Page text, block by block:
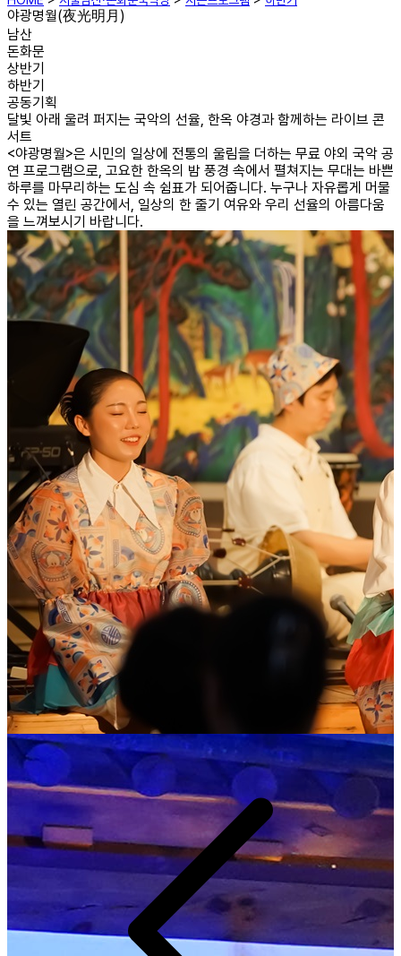
야광명월(夜光明月)
남산
돈화문
상반기
하반기
공동기획
달빛 아래 울려 퍼지는 국악의 선율, 한옥 야경과 함께하는 라이브 콘
서트
<야광명월>은 시민의 일상에 전통의 울림을 더하는 무료 야외 국악 공
연 프로그램으로, 고요한 한옥의 밤 풍경 속에서 펼쳐지는 무대는 바쁜
하루를 마무리하는 도심 속 쉼표가 되어줍니다. 누구나 자유롭게 머물
수 있는 열린 공간에서, 일상의 한 줄기 여유와 우리 선율의 아름다움
을 느껴보시기 바랍니다.